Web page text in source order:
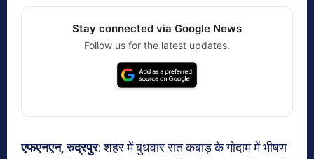
Stay connected via Google News
Follow us for the latest updates.
एफएनएन, रुद्रपुर:शहर में बुधवार रात कबाड़ के गोदाम में भीषण